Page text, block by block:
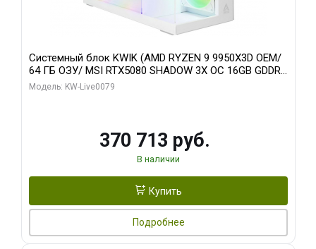
Системный блок KWIK (AMD RYZEN 9 9950X3D OEM/
64 ГБ ОЗУ/ MSI RTX5080 SHADOW 3X OC 16GB GDDR7
256bit 3xDP HDMI/ 960 ГБ SSD)
Модель: KW-Live0079
370 713 руб.
В наличии
Купить
Подробнее